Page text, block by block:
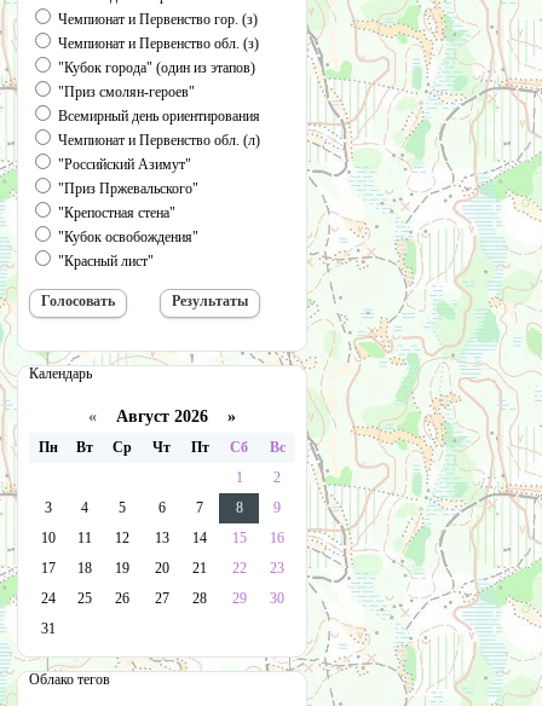
Чемпионат и Первенство гор. (з)
Чемпионат и Первенство обл. (з)
"Кубок города" (один из этапов)
"Приз смолян-героев"
Всемирный день ориентирования
Чемпионат и Первенство обл. (л)
"Российский Азимут"
"Приз Пржевальского"
"Крепостная стена"
"Кубок освобождения"
"Красный лист"
Календарь
« Август 2026 »
Пн Вт Ср Чт Пт Сб
Вс
1
2
3
4 5 6 7 8
9
10
11 12 13 14 15
16
17
18 19 20 21 22
23
24
25 26 27 28 29
30
31
Облако тегов